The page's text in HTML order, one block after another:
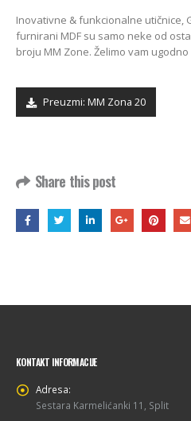
Inovativne & funkcionalne utičnice,
furnirani MDF su samo neke od
broju MM Zone. Želimo vam ugodno
Preuzmi: MM Zona 20
Share this post
KONTAKT INFORMACIJE
Adresa:
Sestara Karmelićanki 11, Split